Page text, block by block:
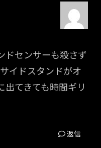
ドセンサーも殺さず
イドスタンドがオ
てきても時間ギリ
返信